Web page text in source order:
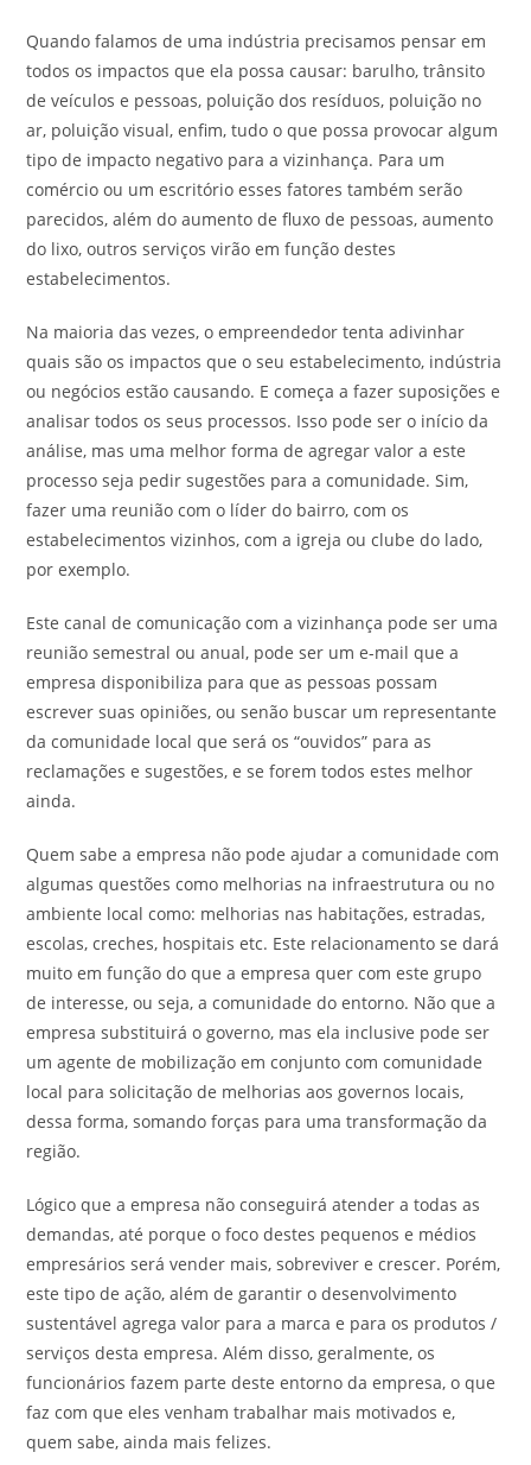
Quando falamos de uma indústria precisamos pensar em
todos os impactos que ela possa causar: barulho, trânsito
de veículos e pessoas, poluição dos resíduos, poluição no
ar, poluição visual, enfim, tudo o que possa provocar algum
tipo de impacto negativo para a vizinhança. Para um
comércio ou um escritório esses fatores também serão
parecidos, além do aumento de fluxo de pessoas, aumento
do lixo, outros serviços virão em função destes
estabelecimentos.
Na maioria das vezes, o empreendedor tenta adivinhar
quais são os impactos que o seu estabelecimento, indústria
ou negócios estão causando. E começa a fazer suposições e
analisar todos os seus processos. Isso pode ser o início da
análise, mas uma melhor forma de agregar valor a este
processo seja pedir sugestões para a comunidade. Sim,
fazer uma reunião com o líder do bairro, com os
estabelecimentos vizinhos, com a igreja ou clube do lado,
por exemplo.
Este canal de comunicação com a vizinhança pode ser uma
reunião semestral ou anual, pode ser um e-mail que a
empresa disponibiliza para que as pessoas possam
escrever suas opiniões, ou senão buscar um representante
da comunidade local que será os “ouvidos” para as
reclamações e sugestões, e se forem todos estes melhor
ainda.
Quem sabe a empresa não pode ajudar a comunidade com
algumas questões como melhorias na infraestrutura ou no
ambiente local como: melhorias nas habitações, estradas,
escolas, creches, hospitais etc. Este relacionamento se dará
muito em função do que a empresa quer com este grupo
de interesse, ou seja, a comunidade do entorno. Não que a
empresa substituirá o governo, mas ela inclusive pode ser
um agente de mobilização em conjunto com comunidade
local para solicitação de melhorias aos governos locais,
dessa forma, somando forças para uma transformação da
região.
Lógico que a empresa não conseguirá atender a todas as
demandas, até porque o foco destes pequenos e médios
empresários será vender mais, sobreviver e crescer. Porém,
este tipo de ação, além de garantir o desenvolvimento
sustentável agrega valor para a marca e para os produtos /
serviços desta empresa. Além disso, geralmente, os
funcionários fazem parte deste entorno da empresa, o que
faz com que eles venham trabalhar mais motivados e,
quem sabe, ainda mais felizes.